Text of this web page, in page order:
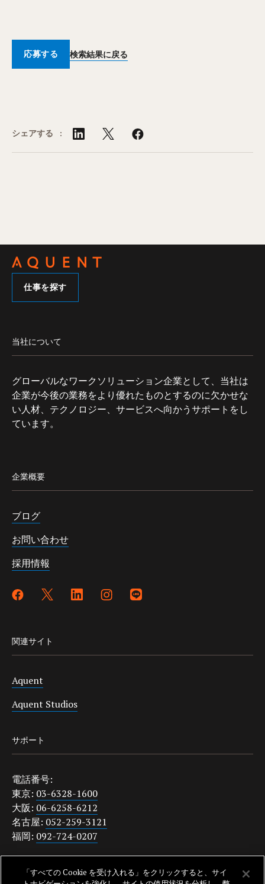
応募する 検索結果に戻る
シェアする :
仕事を探す
当社について
グローバルなワークソリューション企業として、当社は
企業が今後の業務をより優れたものとするのに欠かせな
い人材、テクノロジー、サービスへ向かうサポートをし
ています。
企業概要
ブログ
お問い合わせ
採用情報
関連サイト
Aquent
Aquent Studios
サポート
電話番号:
東京: 03-6328-1600
大阪: 06-6258-6212
名古屋: 052-259-3121
福岡: 092-724-0207
japanquestions@aquent.com
「すべての Cookie を受け入れる」をクリックすると、サイ